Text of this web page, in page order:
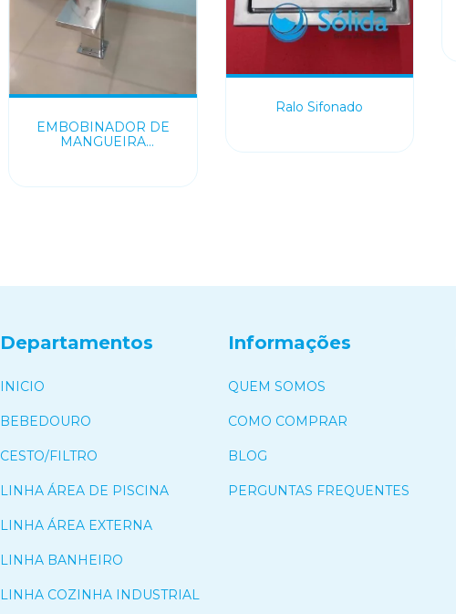
EMBOBINADOR DE
MANGUEIRA
Ralo Sifonado
Departamentos
INICIO
BEBEDOURO
CESTO/FILTRO
LINHA ÁREA DE PISCINA
LINHA ÁREA EXTERNA
LINHA BANHEIRO
LINHA COZINHA INDUSTRIAL
Informações
QUEM SOMOS
COMO COMPRAR
BLOG
PERGUNTAS FREQUENTES